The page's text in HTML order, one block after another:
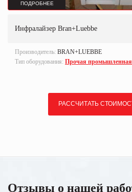
ПОДРОБНЕЕ
Инфралайзер Bran+Luebbe
Производитель: BRAN+LUEBBE
Тип оборудования: Прочая промышленная
РАССЧИТАТЬ
Отзывы о нашей